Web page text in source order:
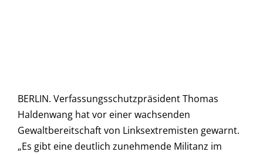
BERLIN. Verfassungsschutzpräsident Thomas
Haldenwang hat vor einer wachsenden
Gewaltbereitschaft von Linksextremisten gewarnt.
„Es gibt eine deutlich zunehmende Militanz im